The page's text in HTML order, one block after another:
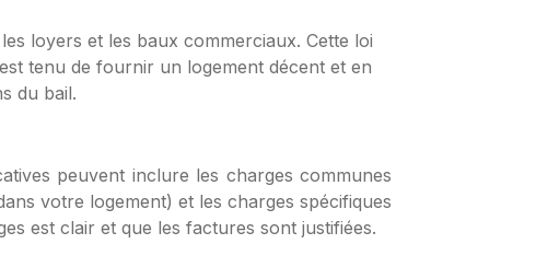
loyers et les baux commerciaux. Cette loi
tenu de fournir un logement décent et en
du bail.
peuvent inclure les charges communes
votre logement) et les charges spécifiques
est clair et que les factures sont justifiées.